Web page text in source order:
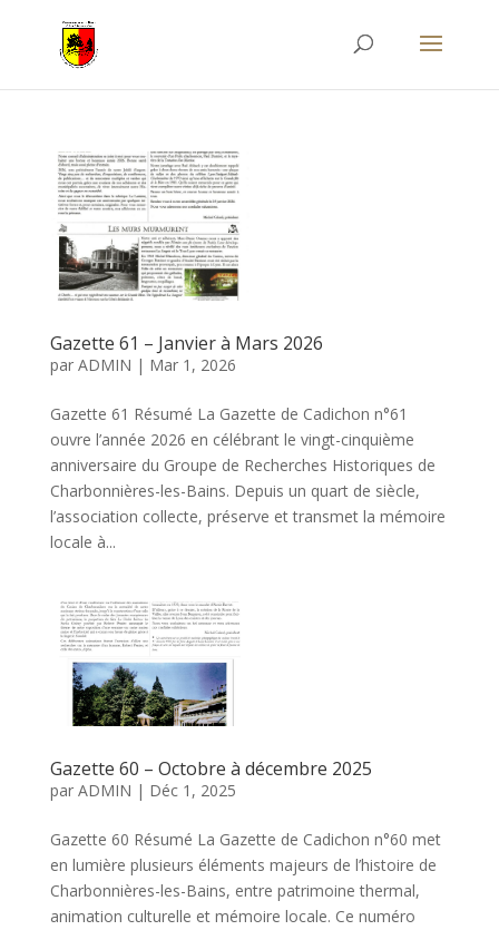
Gazette 61 – Janvier à Mars 2026
par ADMIN | Mar 1, 2026
Gazette 61 Résumé La Gazette de Cadichon n°61
ouvre l’année 2026 en célébrant le vingt-cinquième
anniversaire du Groupe de Recherches Historiques de
Charbonnières-les-Bains. Depuis un quart de siècle,
l’association collecte, préserve et transmet la mémoire
locale à...
Gazette 60 – Octobre à décembre 2025
par ADMIN | Déc 1, 2025
Gazette 60 Résumé La Gazette de Cadichon n°60 met
en lumière plusieurs éléments majeurs de l’histoire de
Charbonnières-les-Bains, entre patrimoine thermal,
animation culturelle et mémoire locale. Ce numéro